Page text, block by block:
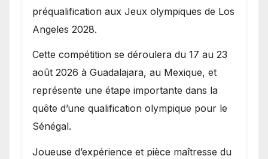
préqualification aux Jeux olympiques de Los
Angeles 2028.
Cette compétition se déroulera du 17 au 23
août 2026 à Guadalajara, au Mexique, et
représente une étape importante dans la
quête d’une qualification olympique pour le
Sénégal.
Joueuse d’expérience et pièce maîtresse du